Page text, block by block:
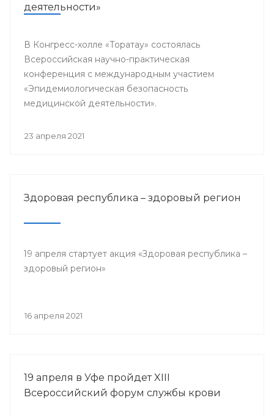
деятельности»
В Конгресс-холле «Торатау» состоялась
Всероссийская научно-практическая
конференция с международным участием
«Эпидемиологическая безопасность
медицинской деятельности».
23 апреля 2021
Здоровая республика – здоровый регион
19 апреля стартует акция «Здоровая республика –
здоровый регион»
16 апреля 2021
19 апреля в Уфе пройдет XIII
Всероссийский форум службы крови